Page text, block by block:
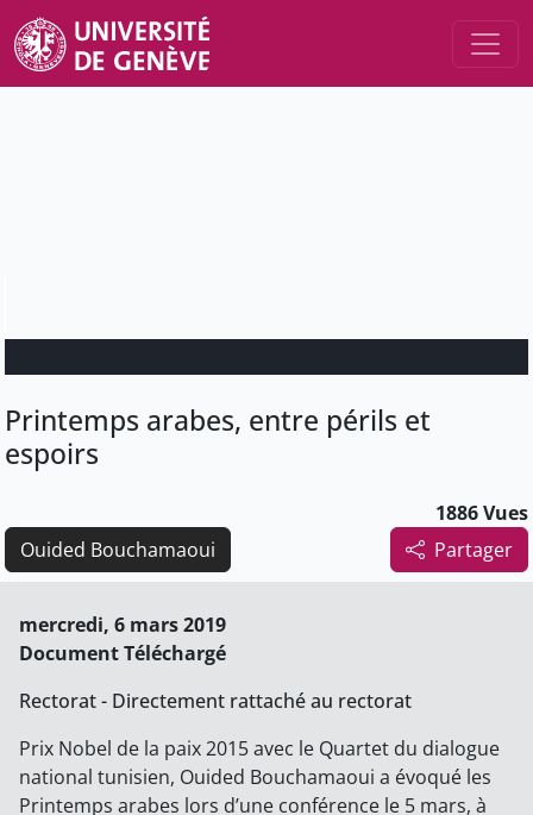
Printemps arabes, entre périls et
espoirs
1886 Vues
Partager
Ouided Bouchamaoui
mercredi, 6 mars 2019
Document Téléchargé
Rectorat - Directement rattaché au rectorat
Prix Nobel de la paix 2015 avec le Quartet du dialogue
national tunisien, Ouided Bouchamaoui a évoqué les
Printemps arabes lors d’une conférence le 5 mars, à